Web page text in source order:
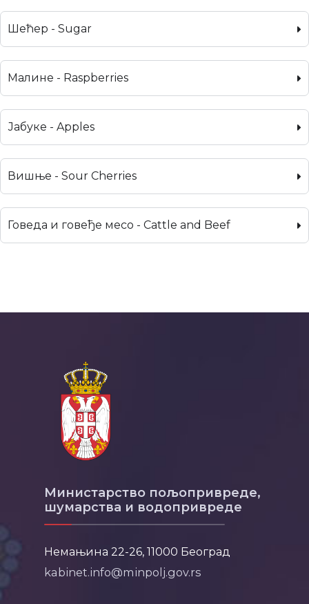
Шећер - Sugar
Малине - Raspberries
Јабуке - Apples
Вишње - Sour Cherries
Говеда и говеђе месо - Cattle and Beef
Министарство пољопривреде,
шумарства и водопривреде
Немањина 22-26, 11000 Београд
kabinet.info@minpolj.gov.rs